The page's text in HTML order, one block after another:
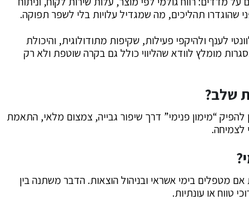
שהוגדרו תהליכים, מה שמגדיל עלויות בלי לשפר תפוקה.
לענף ולהיקפי פעילות, שקיפות מתודולוגית, והיכולת
מומלץ לוודא שהליווי כולל גם בקרה שוטפת ולא רק
שלב?
להפיק “מימון פנימי” דרך שיפור גבייה, צמצום מלאי, התאמת
לצמיחה.
ניתן לראות שינוי בתוך 4–12 שבועות אם מטפלים בימי אשראי ובניהול הוצאות. הדבר משתנה בין
טווח או עונתיות.